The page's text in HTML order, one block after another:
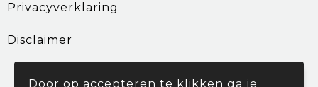
Privacyverklaring
Disclaimer
Door op accepteren te klikken ga je